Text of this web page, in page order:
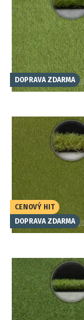
DOPRAVA ZDARMA
CENOVÝ HIT
DOPRAVA ZDARMA